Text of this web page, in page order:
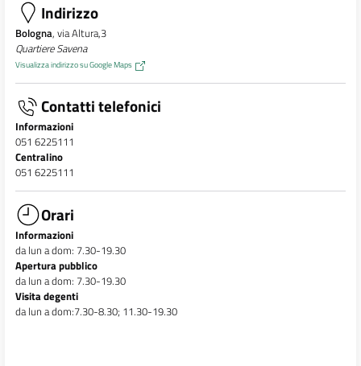
Indirizzo
Bologna, via Altura,3
Quartiere Savena
Visualizza indirizzo su Google Maps
Contatti telefonici
Informazioni
051 6225111
Centralino
051 6225111
Orari
Informazioni
da lun a dom: 7.30-19.30
Apertura pubblico
da lun a dom: 7.30-19.30
Visita degenti
da lun a dom:7.30-8.30; 11.30-19.30